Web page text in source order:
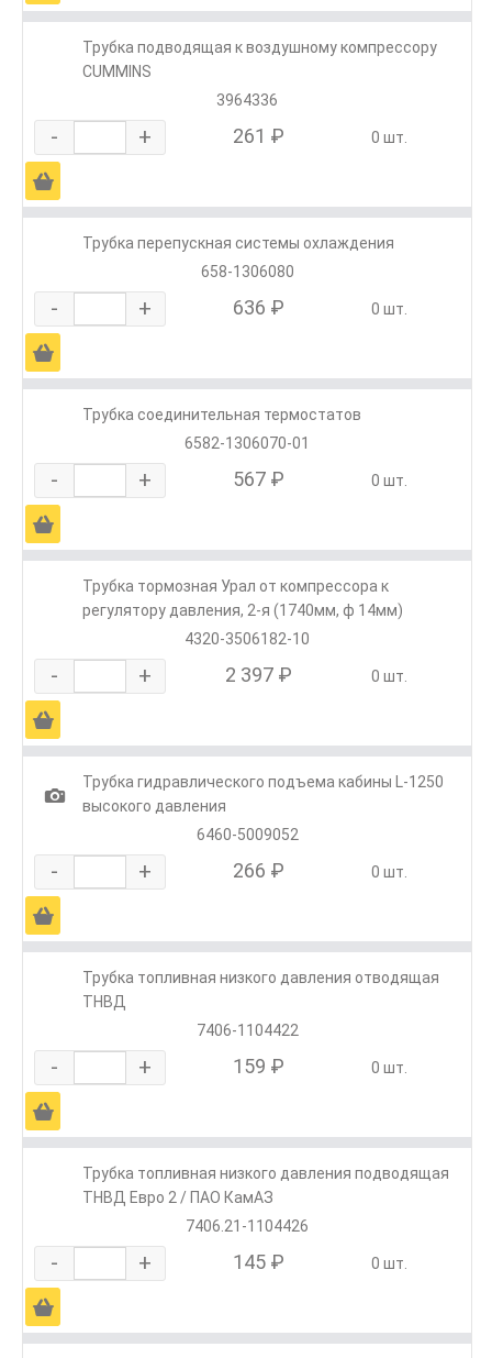
Трубка подводящая к воздушному компрессору
CUMMINS
3964336
- + 261 ₽ 0 шт.
Ä
Трубка перепускная системы охлаждения
658-1306080
- + 636 ₽ 0 шт.
Ä
Трубка соединительная термостатов
6582-1306070-01
- + 567 ₽ 0 шт.
Ä
Трубка тормозная Урал от компрессора к
регулятору давления, 2-я (1740мм, ф 14мм)
4320-3506182-10
- + 2 397 ₽ 0 шт.
Ä
1
Трубка гидравлического подъема кабины L-1250
высокого давления
6460-5009052
- + 266 ₽ 0 шт.
Ä
Трубка топливная низкого давления отводящая
ТНВД
7406-1104422
- + 159 ₽ 0 шт.
Ä
Трубка топливная низкого давления подводящая
ТНВД Евро 2 / ПАО КамАЗ
7406.21-1104426
- + 145 ₽ 0 шт.
Ä